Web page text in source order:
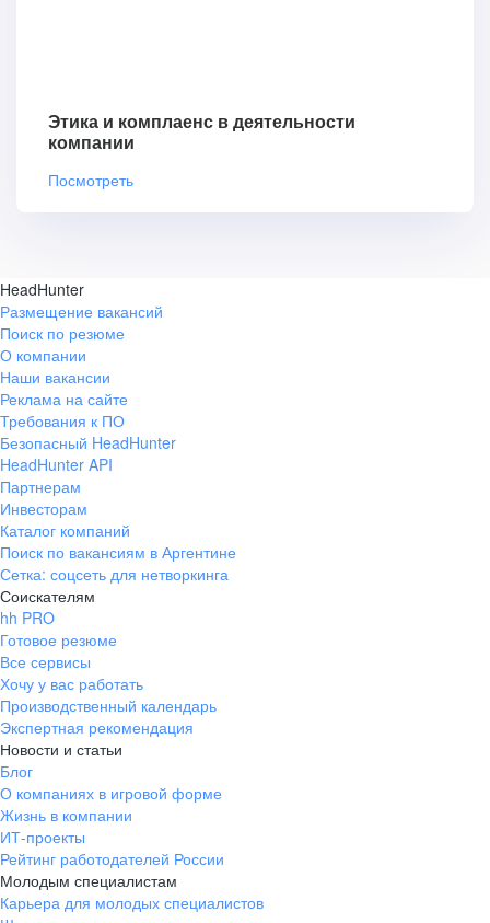
Этика и комплаенс в деятельности
компании
Посмотреть
HeadHunter
Размещение вакансий
Поиск по резюме
О компании
Наши вакансии
Реклама на сайте
Требования к ПО
Безопасный HeadHunter
HeadHunter API
Партнерам
Инвесторам
Каталог компаний
Поиск по вакансиям в Аргентине
Сетка: соцсеть для нетворкинга
Соискателям
hh PRO
Готовое резюме
Все сервисы
Хочу у вас работать
Производственный календарь
Экспертная рекомендация
Новости и статьи
Блог
О компаниях в игровой форме
Жизнь в компании
ИТ-проекты
Рейтинг работодателей России
Молодым специалистам
Карьера для молодых специалистов